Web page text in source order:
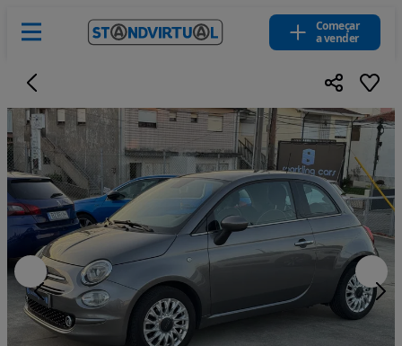
Começar
a vender